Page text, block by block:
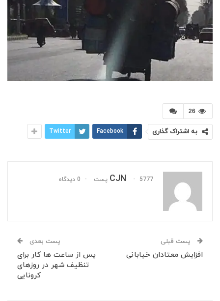
26
به اشتراک گذاری Facebook
Twitter
CJN 5777 پست 0 دیدگاه
پست قبلی
افزایش معتادان خیابانی
پست بعدی
پس از ساعت ها کار برای
تنظیف شهر در روزهای
کرونایی